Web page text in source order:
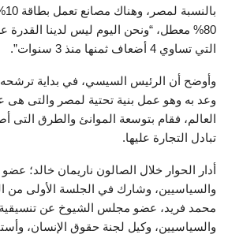
80% معطل، “ونحن اليوم ليس لدينا القدرة
التي تساوي 4 أضعاف ثمنها منذ 3 سنوات”.
وأوضح أن الرئيس السيسي، في بداية ترشحه
وعد به وهو عمل بنية تحتية لمصر والتى
العالم، فقام بتوسعة الموانئ والطرق التى
تبادل التجارة عليها.
أدار الحوار خلال الصالون ناريمان خالد؛
والسياسيين، وشارك في الجلسة الأولى من
محمد فريد، عضو مجلس الشيوخ عن
والسياسيين، وكيل لجنة حقوق الإنسان،